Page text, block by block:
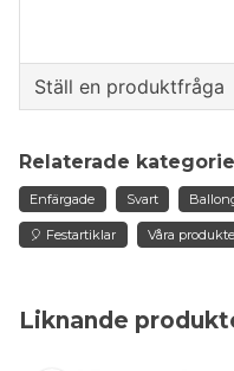
Liknande
Ställ en produktfråga
Fråga oss något
Relaterade
Enfärgade Svart
🎈 Festartiklar Våra